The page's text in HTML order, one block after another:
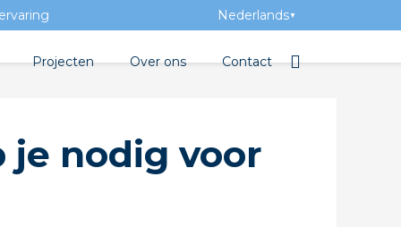
je nodig voor
Nederlands ▼
Projecten Over ons
Geschiedenis
Contact